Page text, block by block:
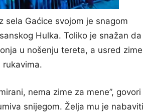
sela Gaćice svojom je snagom
Hulka. Toliko je snažan da
u nošenju tereta, a usred zime
rukavima.
nema zime za mene”, govori
snijegom. Želja mu je nabaviti